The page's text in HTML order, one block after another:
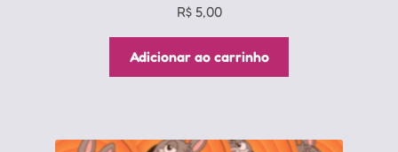
R$5,00
Adicionar ao carrinho